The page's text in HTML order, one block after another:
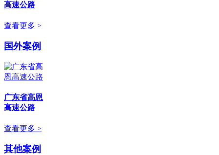
高速公路
查看更多 >
国外案例
广东省高恩
高速公路
查看更多 >
其他案例